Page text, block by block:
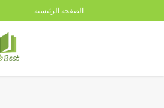
الصفحة الرئيسية